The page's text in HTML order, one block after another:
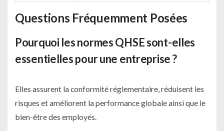
Questions Fréquemment Posées
Pourquoi les normes QHSE sont-elles
essentielles pour une entreprise ?
Elles assurent la conformité réglementaire, réduisent les
risques et améliorent la performance globale ainsi que le
bien-être des employés.